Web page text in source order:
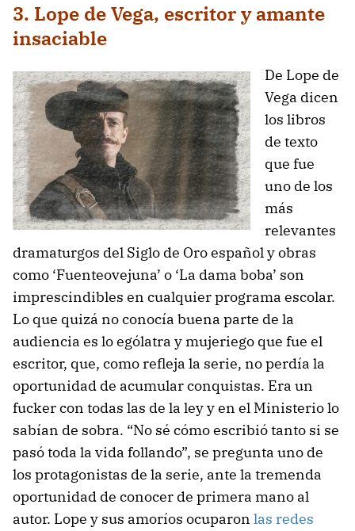
3. Lope de Vega, escritor y amante
insaciable
De Lope de
Vega dicen
los libros
de texto
que fue
uno de los
más
relevantes
dramaturgos del Siglo de Oro español y obras
como ‘Fuenteovejuna’ o ‘La dama boba’ son
imprescindibles en cualquier programa escolar.
Lo que quizá no conocía buena parte de la
audiencia es lo ególatra y mujeriego que fue el
escritor, que, como refleja la serie, no perdía la
oportunidad de acumular conquistas. Era un
fucker con todas las de la ley y en el Ministerio lo
sabían de sobra. “No sé cómo escribió tanto si se
pasó toda la vida follando”, se pregunta uno de
los protagonistas de la serie, ante la tremenda
oportunidad de conocer de primera mano al
autor. Lope y sus amoríos ocuparon las redes